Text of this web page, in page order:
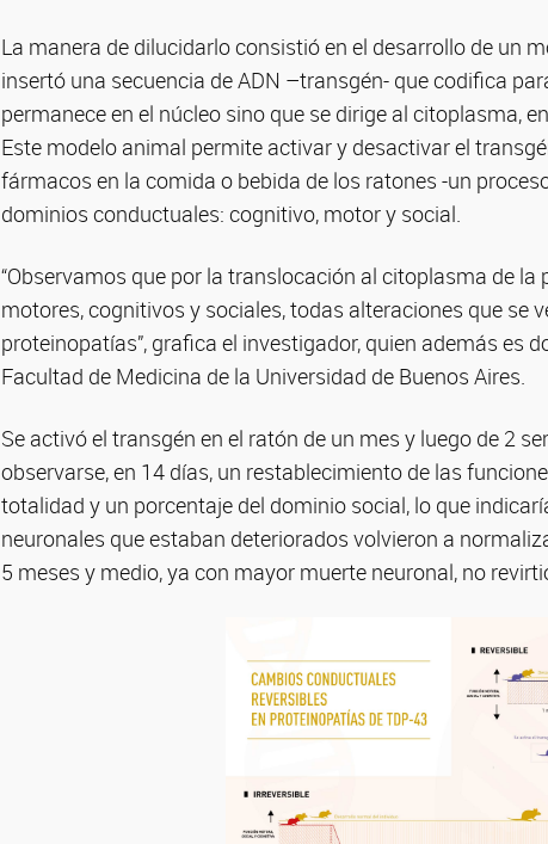
La manera de dilucidarlo consistió en el desarrollo de un
insertó una secuencia de ADN –transgén- que codifica
permanece en el núcleo sino que se dirige al citoplasma,
Este modelo animal permite activar y desactivar el
fármacos en la comida o bebida de los ratones -un
dominios conductuales: cognitivo, motor y social.
“Observamos que por la translocación al citoplasma de
motores, cognitivos y sociales, todas alteraciones que se
proteinopatías”, grafica el investigador, quien además es
Facultad de Medicina de la Universidad de Buenos Aires.
Se activó el transgén en el ratón de un mes y luego de 2
observarse, en 14 días, un restablecimiento de las
totalidad y un porcentaje del dominio social, lo que
neuronales que estaban deteriorados volvieron a
5 meses y medio, ya con mayor muerte neuronal, no